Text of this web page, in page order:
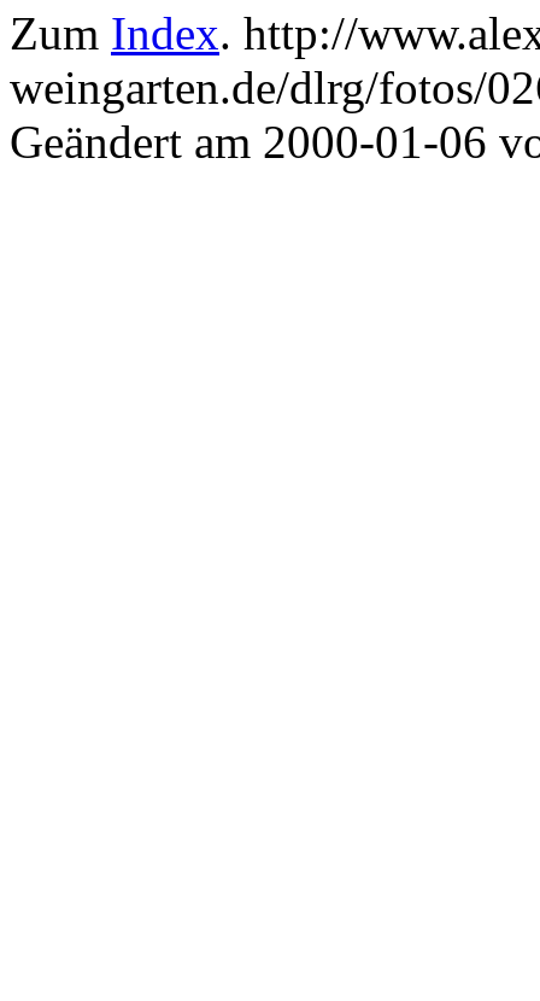
Zum Index. http://
weingarten.de/dlrg/fotos/
Geändert am 2000-01-06